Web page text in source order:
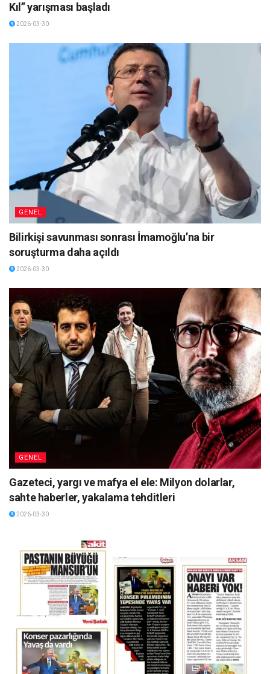
Kıl” yarışması başladı
2026-03-30
GENEL
Bilirkişi savunması sonrası İmamoğlu’na bir
soruşturma daha açıldı
2026-03-30
GENEL
Gazeteci, yargı ve mafya el ele: Milyon dolarlar,
sahte haberler, yakalama tehditleri
2026-03-30